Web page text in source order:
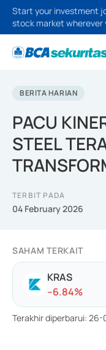
Start your investment
stock market wherever
BERITA HARIAN
PACU
STEEL
TERBIT PADA
04 February 2026
SAHAM TERKAIT
KRAS
--6.84%
Terakhir diperbarui: 26-